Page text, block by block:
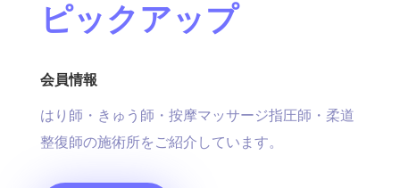
ピックアップ
会員情報
はり師・きゅう師・按摩マッサージ指圧師・柔道
整復師の施術所をご紹介しています。